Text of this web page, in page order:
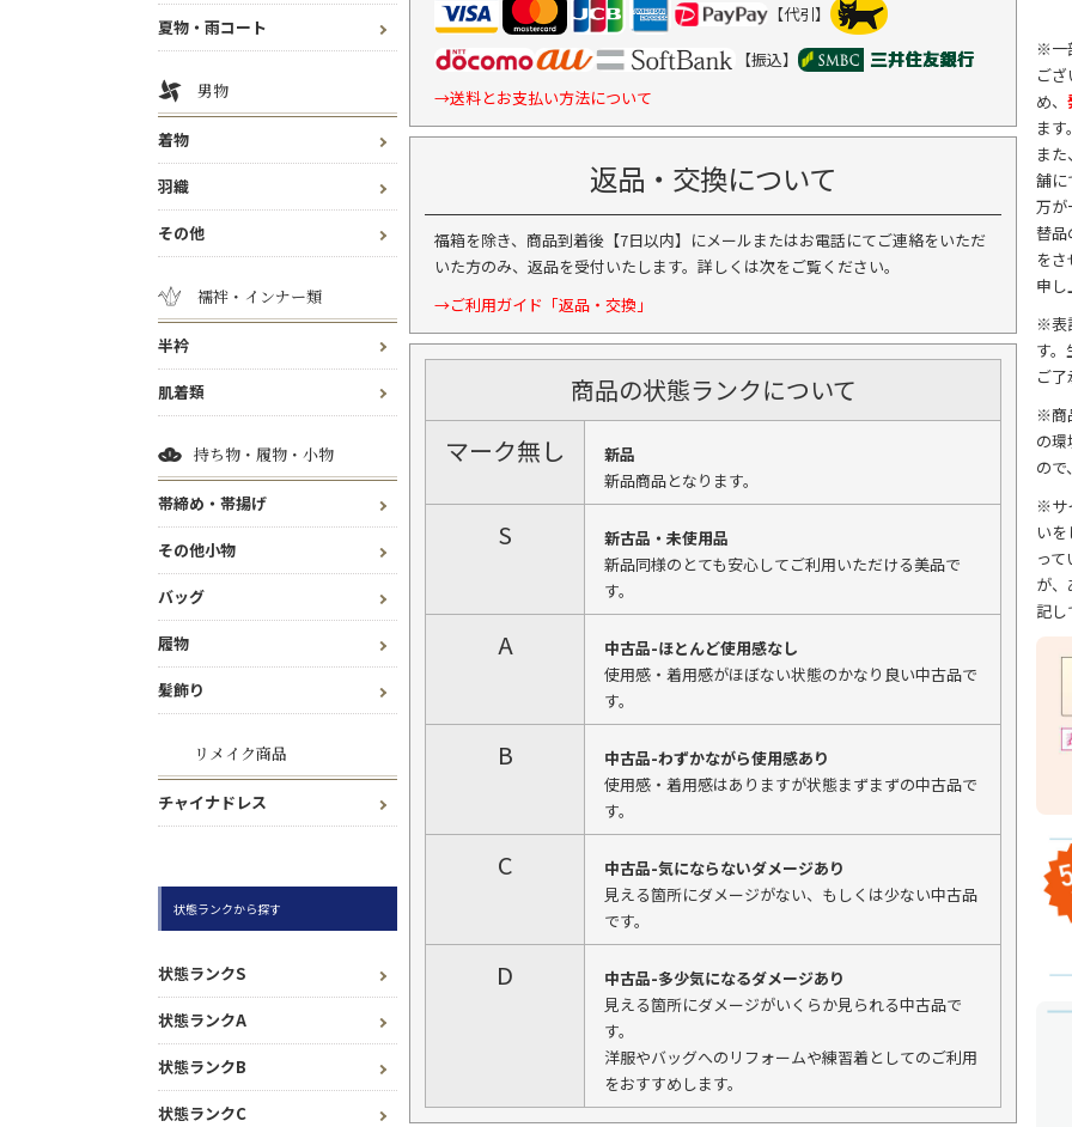
夏物・雨コート
男物
着物
羽織
その他
襦袢・インナー類
半衿
肌着類
持ち物・履物・小物
帯締め・帯揚げ
その他小物
バッグ
履物
髪飾り
リメイク商品
チャイナドレス
状態ランクから探す
状態ランクS
状態ランクA
状態ランクB
状態ランクC
【代引】
【振込】
→送料とお支払い方法について
返品・交換について
福箱を除き、商品到着後【7日以内】にメールまたはお電話にてご連絡をいただ
いた方のみ、返品を受付いたします。詳しくは次をご覧ください。
→ご利用ガイド「返品・交換」
商品の状態ランクについて
マーク無し
新品
新品商品となります。
S
新古品・未使用品
新品同様のとても安心してご利用いただける美品で
す。
A
中古品-ほとんど使用感なし
使用感・着用感がほぼない状態のかなり良い中古品で
す。
B
中古品-わずかながら使用感あり
使用感・着用感はありますが状態まずまずの中古品で
す。
C
中古品-気にならないダメージあり
見える箇所にダメージがない、もしくは少ない中古品
です。
D
中古品-多少気になるダメージあり
見える箇所にダメージがいくらか見られる中古品で
す。
洋服やバッグへのリフォームや練習着としてのご利用
をおすすめします。
※一
ご
め、
ます
ま
舗に
万が
替品
を
申し
※表
す
ご
※商
の
の
※サ
い
っ
が
記し